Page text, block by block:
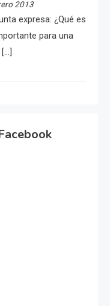
2013
expresa: ¿Qué es
para una